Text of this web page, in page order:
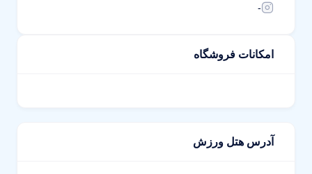
-
امکانات فروشگاه
آدرس هتل ورزش